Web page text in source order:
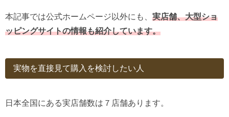
本記事では公式ホームページ以外にも、 実店舗、大型ショ
ッピングサイトの情報も紹介しています。
実物を直接見て購入を検討したい人
日本全国にある実店舗数は７店舗あります。